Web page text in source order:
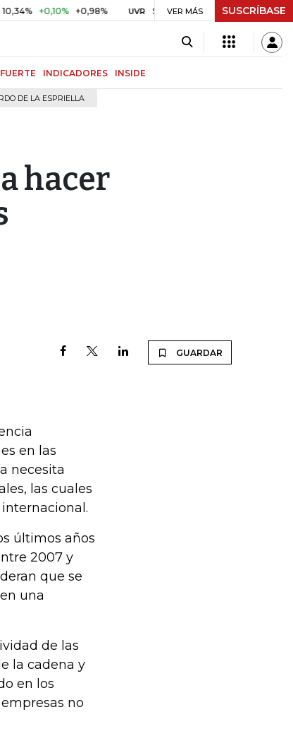
+0,10% +0,98% UVR $ 416,91 +$ 0,05 +0,01% BITCOIN
VER MÁS SUSCRÍBASE
INDICADORES INSIDE
DE LA ESPRIELLA
hacer
GUARDAR
en las
necesita
las cuales
últimos años
2007 y
que se
una
de las
la cadena y
en los
no